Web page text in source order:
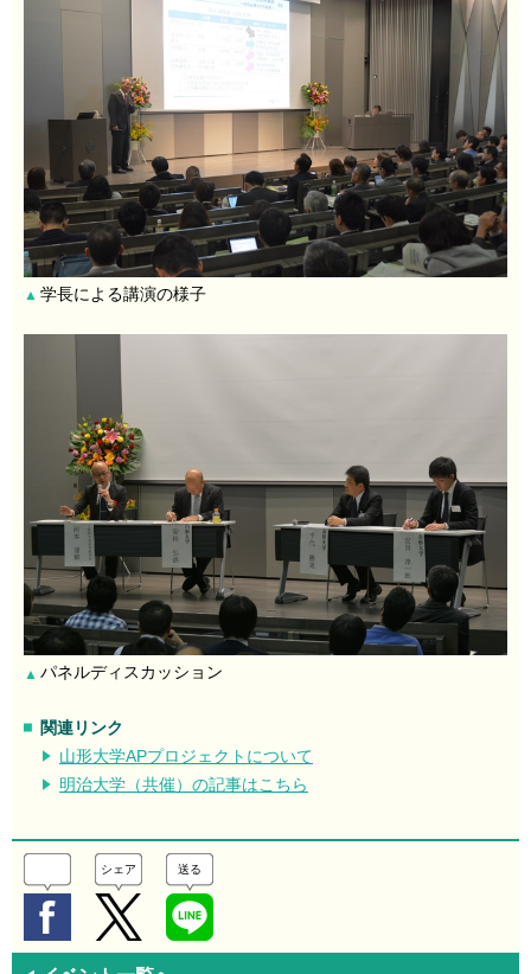
▲ 学長による講演の様子
▲ パネルディスカッション
関連リンク
山形大学APプロジェクトについて
明治大学（共催）の記事はこちら
シェア 送る